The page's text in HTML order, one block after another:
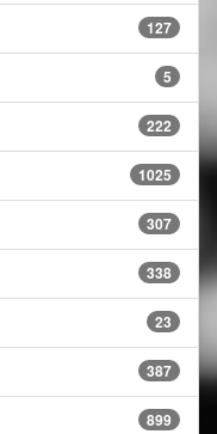
127
5
222
1025
307
338
23
387
899